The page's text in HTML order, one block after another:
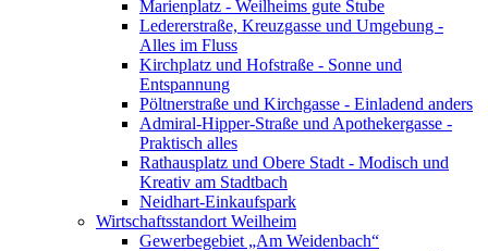
Marienplatz - Weilheims gute Stube
Ledererstraße, Kreuzgasse und Umgebung -
Alles im Fluss
Kirchplatz und Hofstraße - Sonne und
Entspannung
Pöltnerstraße und Kirchgasse - Einladend anders
Admiral-Hipper-Straße und Apothekergasse -
Praktisch alles
Rathausplatz und Obere Stadt - Modisch und
Kreativ am Stadtbach
Neidhart-Einkaufspark
Wirtschaftsstandort Weilheim
Gewerbegebiet „Am Weidenbach“